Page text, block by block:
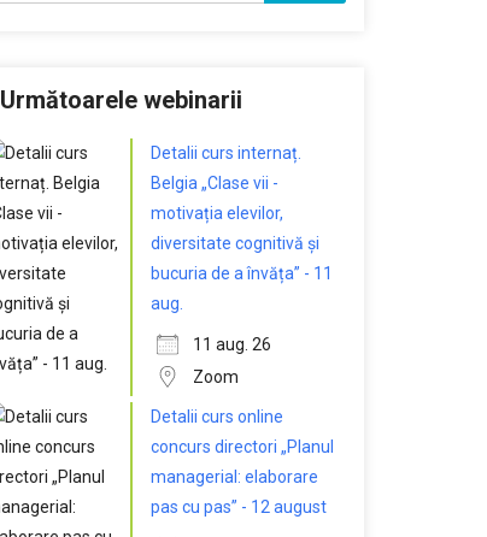
Următoarele webinarii
Detalii curs internaț.
Belgia „Clase vii -
motivația elevilor,
diversitate cognitivă și
bucuria de a învăța” - 11
aug.
11 aug. 26
Zoom
Detalii curs online
concurs directori „Planul
managerial: elaborare
pas cu pas” - 12 august